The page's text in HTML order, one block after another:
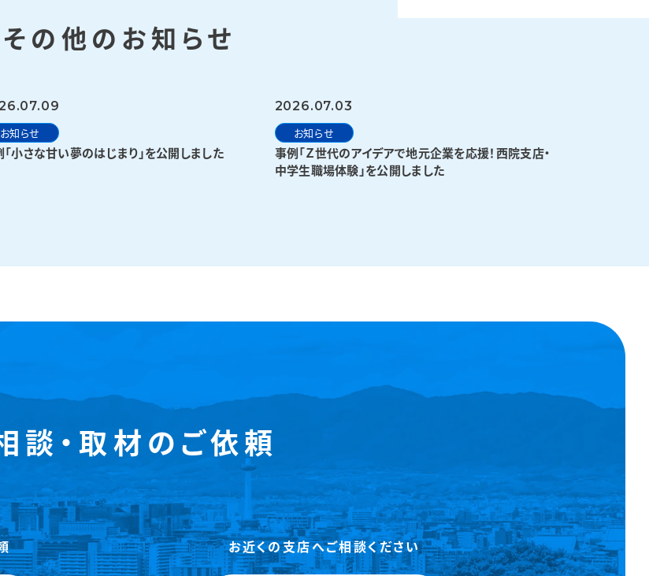
その他のお知らせ
お知らせ
小さな甘い夢のはじまり」を公開しました
2026.07.03
お知らせ
事例「Ｚ世代のアイデアで地元企業を応援！西院支店・
中学生職場体験」を公開しました
談・取材のご依頼
お近くの支店へご相談ください